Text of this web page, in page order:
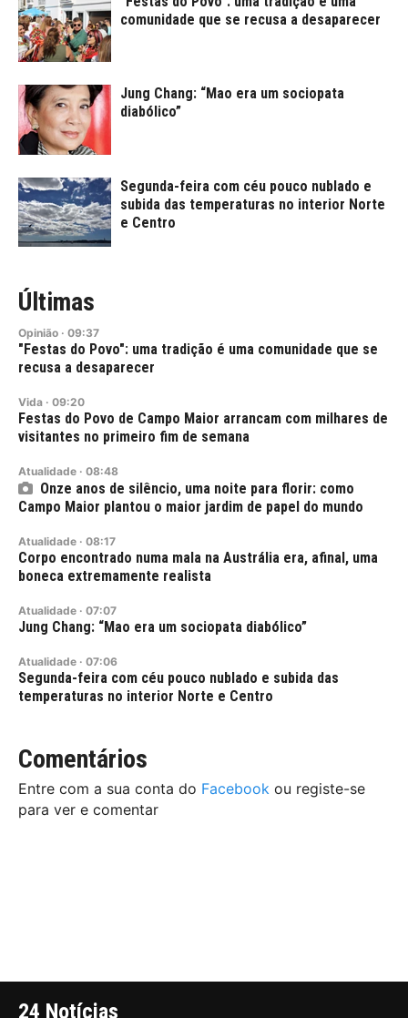
comunidade que se recusa a desaparecer
Jung Chang: “Mao era um sociopata
diabólico”
Segunda-feira com céu pouco nublado e
subida das temperaturas no interior Norte
e Centro
Últimas
Opinião · 09:37
"Festas do Povo": uma tradição é uma comunidade que se
recusa a desaparecer
Vida · 09:20
Festas do Povo de Campo Maior arrancam com milhares de
visitantes no primeiro fim de semana
Atualidade · 08:48
Onze anos de silêncio, uma noite para florir: como
Campo Maior plantou o maior jardim de papel do mundo
Atualidade · 08:17
Corpo encontrado numa mala na Austrália era, afinal, uma
boneca extremamente realista
Atualidade · 07:07
Jung Chang: “Mao era um sociopata diabólico”
Atualidade · 07:06
Segunda-feira com céu pouco nublado e subida das
temperaturas no interior Norte e Centro
Comentários
Entre com a sua conta do Facebook ou registe-se
para ver e comentar
24 Notícias